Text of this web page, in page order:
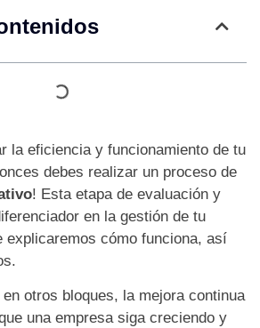
la eficiencia y funcionamiento de tu
debes realizar un proceso de
! Esta etapa de evaluación y
en la gestión de tu
explicaremos cómo funciona, así
otros bloques, la mejora continua
una empresa siga creciendo y